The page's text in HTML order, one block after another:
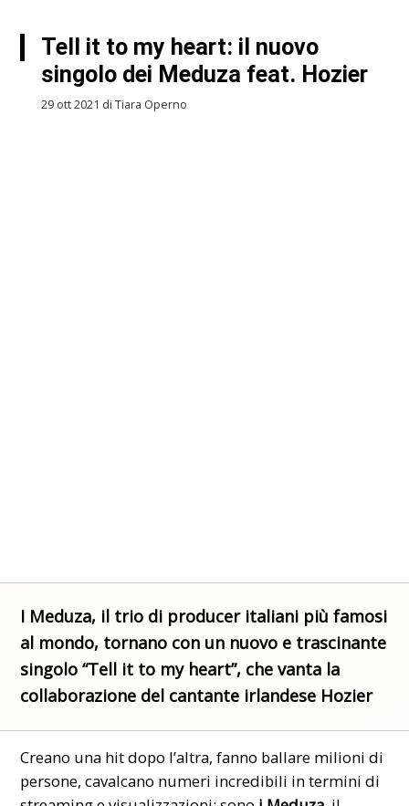
Tell it to my heart: il nuovo
singolo dei Meduza feat. Hozier
29 ott 2021 di Tiara Operno
I Meduza, il trio di producer italiani più famosi
al mondo, tornano con un nuovo e trascinante
singolo “Tell it to my heart”, che vanta la
collaborazione del cantante irlandese Hozier
Creano una hit dopo l’altra, fanno ballare milioni di
persone, cavalcano numeri incredibili in termini di